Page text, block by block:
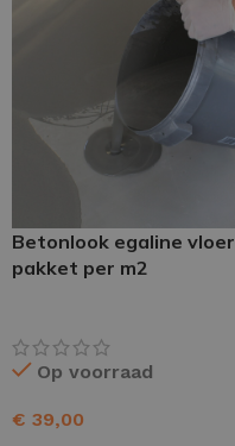
Betonlook egaline vloer
pakket per m2
Op voorraad
€ 39,00